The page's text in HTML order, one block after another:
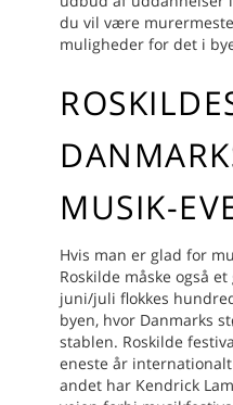
du vil være
muligheder for det i
MUSIK-
Hvis man er glad for
Roskilde måske også
juni/juli flokkes
byen, hvor Danmarks
stablen. Roskilde
eneste år
andet har Kendrick